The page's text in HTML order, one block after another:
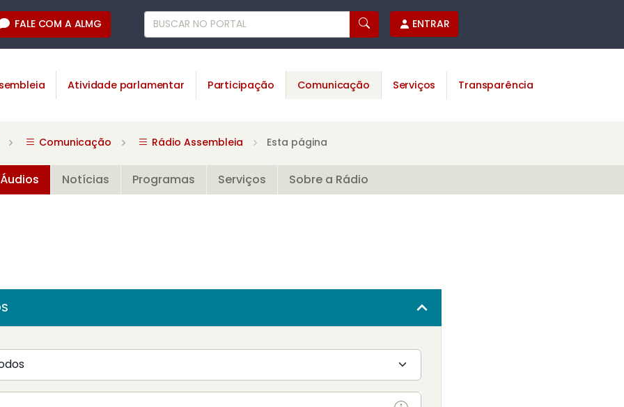
FALE COM A ALMG ENTRAR
Atividade parlamentar Participação Comunicação Serviços Transparência
Comunicação Rádio Assembleia Esta página
Áudios Notícias Programas Serviços Sobre a Rádio